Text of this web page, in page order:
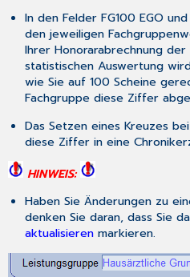
2010
ausdrucken
In den Felder FG100 EGO und
den jeweiligen
Ihrer Honorarabrechnung
statistischen Auswertung
wie Sie auf 100 Scheine
Fachgruppe diese Ziffer
Das Setzen eines Kreuzes bei
diese Ziffer in eine
HINWEIS:
Haben Sie Änderungen zu
denken Sie daran, dass Sie
aktualisierenmarkieren.